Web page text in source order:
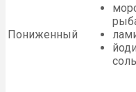
Пониженный